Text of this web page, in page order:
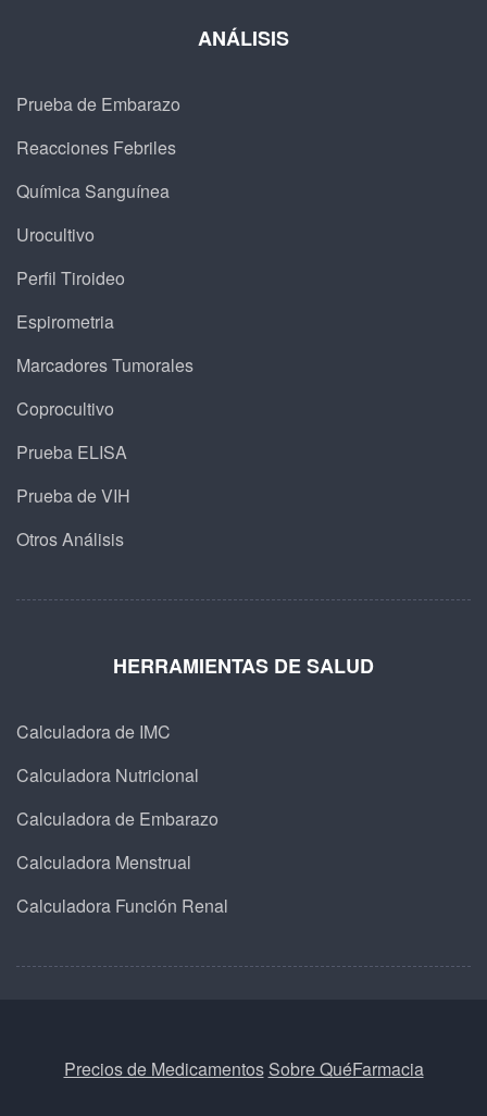
ANÁLISIS
Prueba de Embarazo
Reacciones Febriles
Química Sanguínea
Urocultivo
Perfil Tiroideo
Espirometria
Marcadores Tumorales
Coprocultivo
Prueba ELISA
Prueba de VIH
Otros Análisis
HERRAMIENTAS DE SALUD
Calculadora de IMC
Calculadora Nutricional
Calculadora de Embarazo
Calculadora Menstrual
Calculadora Función Renal
Precios de Medicamentos Sobre QuéFarmacia